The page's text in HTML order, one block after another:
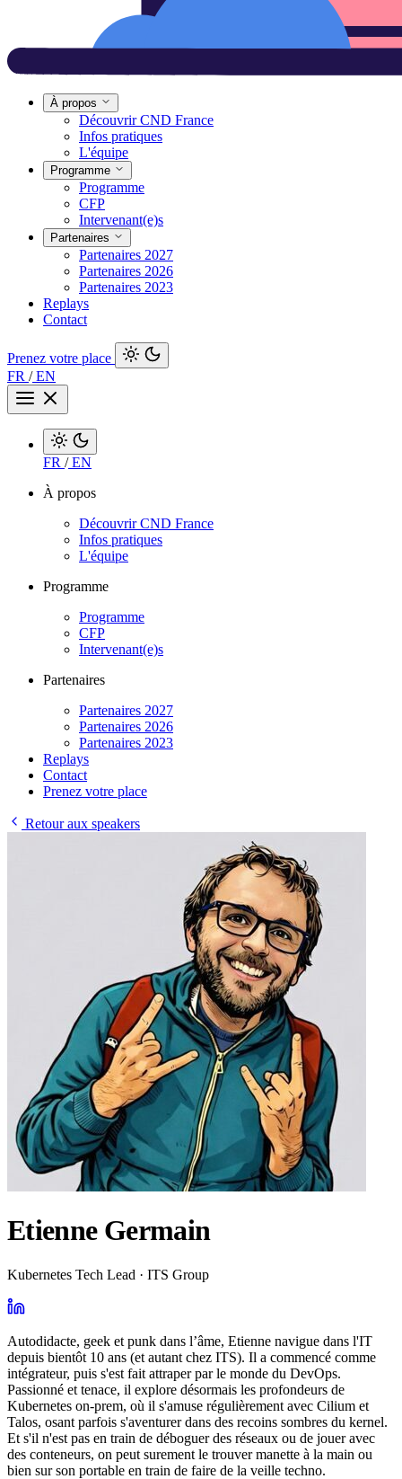
À propos
Découvrir CND France
Infos pratiques
L'équipe
Programme
Programme
CFP
Intervenant(e)s
Partenaires
Partenaires 2027
Partenaires 2026
Partenaires 2023
Replays
Contact
Prenez votre place
FR /EN
FR /EN
À propos
Découvrir CND France
Infos pratiques
L'équipe
Programme
Programme
CFP
Intervenant(e)s
Partenaires
Partenaires 2027
Partenaires 2026
Partenaires 2023
Replays
Contact
Prenez votre place
Retour aux speakers
Etienne Germain
Kubernetes Tech Lead · ITS Group
Autodidacte, geek et punk dans l’âme, Etienne navigue dans l'IT
depuis bientôt 10 ans (et autant chez ITS). Il a commencé comme
intégrateur, puis s'est fait attraper par le monde du DevOps.
Passionné et tenace, il explore désormais les profondeurs de
Kubernetes on-prem, où il s'amuse régulièrement avec Cilium et
Talos, osant parfois s'aventurer dans des recoins sombres du kernel.
Et s'il n'est pas en train de déboguer des réseaux ou de jouer avec
des conteneurs, on peut surement le trouver manette à la main ou
bien sur son portable en train de faire de la veille techno.